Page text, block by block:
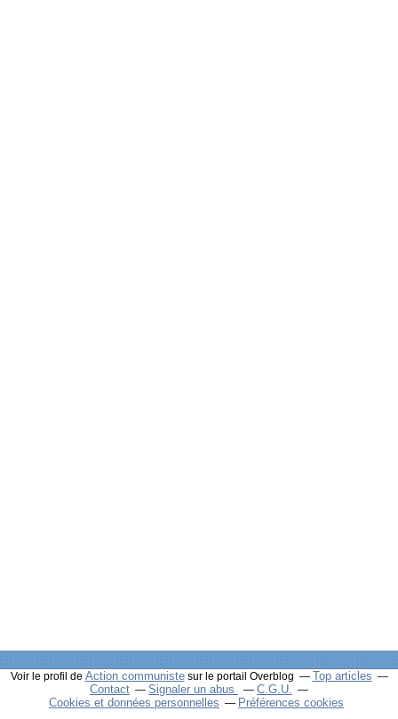
Voir le profil de Action communistesur le portail Overblog
Top articles
Contact
Signaler un abus
C.G.U.
Cookies et données personnelles
Préférences cookies